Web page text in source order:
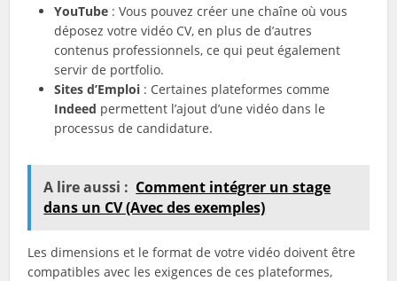
YouTube : Vous pouvez créer une chaîne où vous
déposez votre vidéo CV, en plus de d’autres
contenus professionnels, ce qui peut également
servir de portfolio.
Sites d’Emploi : Certaines plateformes comme
Indeed permettent l’ajout d’une vidéo dans le
processus de candidature.
A lire aussi : Comment intégrer un stage
dans un CV (Avec des exemples)
Les dimensions et le format de votre vidéo doivent être
compatibles avec les exigences de ces plateformes,